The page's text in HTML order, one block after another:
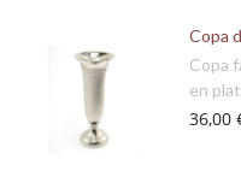
Copa
Copa
en
36,00